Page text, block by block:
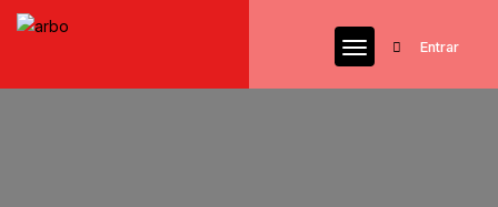
Entrar